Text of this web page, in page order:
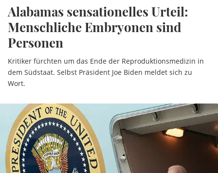
Alabamas sensationelles Urteil:
Menschliche Embryonen sind
Personen
Kritiker fürchten um das Ende der Reproduktionsmedizin in
dem Südstaat. Selbst Präsident Joe Biden meldet sich zu
Wort.